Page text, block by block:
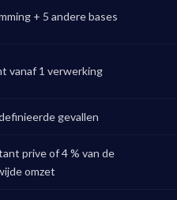
+ 5 andere bases
vanaf 1 verwerking
gevallen
prive of 4 % van de
omzet